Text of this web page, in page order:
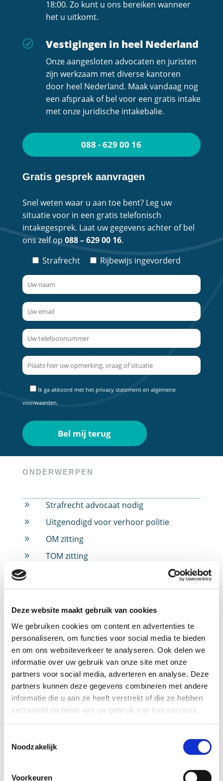
Deze website maakt gebruik van cookies
We gebruiken cookies om content en advertenties te
personaliseren, om functies voor social media te bieden
en om ons websiteverkeer te analyseren. Ook delen we
informatie over uw gebruik van onze site met onze
partners voor social media, adverteren en analyse. Deze
partners kunnen deze gegevens combineren met andere
informatie die u aan ze heeft verstrekt of die ze hebben
verzameld op basis van uw gebruik van hun services.
Noodzakelijk
Voorkeuren
18:00. Zo kunt u ons bereiken wanneer
het u uitkomt.
R Vestigingen in heel Nederland
Onze aangesloten advocaten en juristen
zijn werkzaam met diverse kantoren
door heel Nederland. Maak vandaag nog
een afspraak of bel voor een gratis intake
met onze juridische intakebalie.
088 - 629 00 16
Gratis gesprek aanvragen
Snel weten waar u aan toe bent? Leg uw
situatie voor in een gratis telefonisch
intakegesprek. Laat uw gegevens achter of bel
ons zelf op 088 – 629 00 16.
Strafrecht
Rijbewijs ingevorderd
Ik ga akkoord met het privacy statementen algemene
voorwaarden.
ONDERWERPEN
9 Strafrecht advocaat nodig
9 Uitgenodigd voor verhoor politie
9 OM zitting
9 TOM zitting
9
9 Rijbewijs ingevorderd door alcohol
9 Rijbewijs ingevorderd door drugs
9 Rijbewijs ingevorderd door snelheid
9 Jeugdstrafrecht
Verdachte in strafzaak
9 Dagvaarding ontvangen
9 Verdacht van diefstal
9 Verdacht van heling
9 Verdacht van geweldpleging
9 Verdacht van drugsdelict